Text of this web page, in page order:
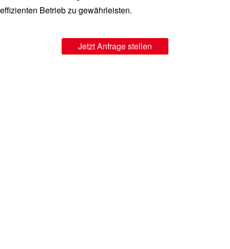
effizienten Betrieb zu gewährleisten.
Jetzt Anfrage stellen